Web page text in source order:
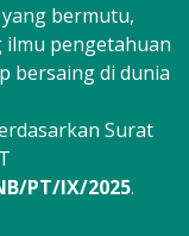
bermutu,
ilmu pengetahuan
bersaing di dunia
Surat
PT/IX/2025.